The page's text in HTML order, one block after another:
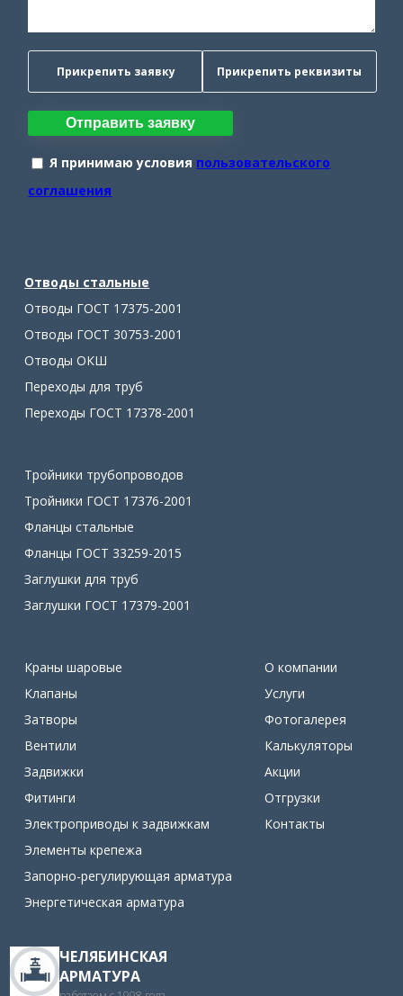
Прикрепить заявку Прикрепить реквизиты
Отправить заявку
Я принимаю условия пользовательского
соглашения
Отводы стальные
Отводы ГОСТ 17375-2001
Отводы ГОСТ 30753-2001
Отводы ОКШ
Переходы для труб
Переходы ГОСТ 17378-2001
Тройники трубопроводов
Тройники ГОСТ 17376-2001
Фланцы стальные
Фланцы ГОСТ 33259-2015
Заглушки для труб
Заглушки ГОСТ 17379-2001
Краны шаровые
Клапаны
Затворы
Вентили
Задвижки
Фитинги
Электроприводы к задвижкам
Элементы крепежа
Запорно-регулирующая арматура
Энергетическая арматура
О компании
Услуги
Фотогалерея
Калькуляторы
Акции
Отгрузки
Контакты
ЧЕЛЯБИНСКАЯ
АРМАТУРА